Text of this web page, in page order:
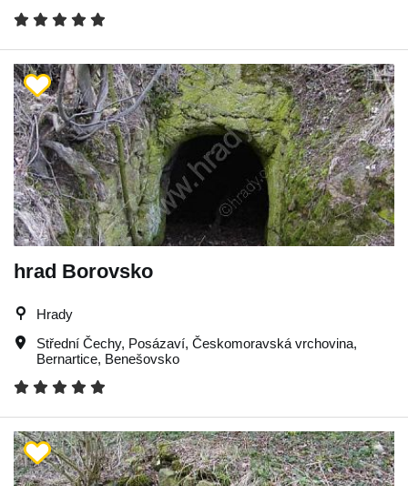
hrad Borovsko
Hrady
Střední Čechy, Posázaví, Českomoravská vrchovina,
Bernartice, Benešovsko